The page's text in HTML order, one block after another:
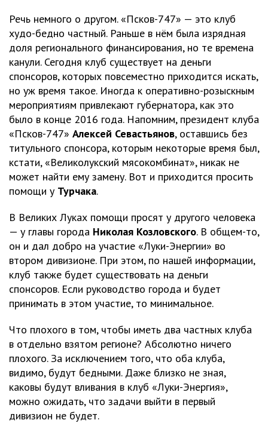
Речь немного о другом. «Псков-747» — это клуб
худо-бедно частный. Раньше в нём была изрядная
доля регионального финансирования, но те времена
канули. Сегодня клуб существует на деньги
спонсоров, которых повсеместно приходится искать,
но уж время такое. Иногда к оперативно-розыскным
мероприятиям привлекают губернатора, как это
было в конце 2016 года. Напомним, президент клуба
«Псков-747» Алексей Севастьянов, оставшись без
титульного спонсора, которым некоторые время был,
кстати, «Великолукский мясокомбинат», никак не
может найти ему замену. Вот и приходится просить
помощи у Турчака.
В Великих Луках помощи просят у другого человека
— у главы города Николая Козловского. В общем-то,
он и дал добро на участие «Луки-Энергии» во
втором дивизионе. При этом, по нашей информации,
клуб также будет существовать на деньги
спонсоров. Если руководство города и будет
принимать в этом участие, то минимальное.
Что плохого в том, чтобы иметь два частных клуба
в отдельно взятом регионе? Абсолютно ничего
плохого. За исключением того, что оба клуба,
видимо, будут бедными. Даже близко не зная,
каковы будут вливания в клуб «Луки-Энергия»,
можно ожидать, что задачи выйти в первый
дивизион не будет.